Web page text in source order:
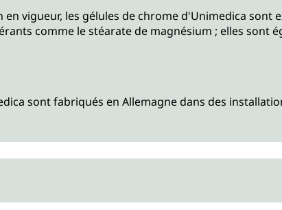
vigueur, les gélules de chrome d'Unimedica
comme le stéarate de magnésium ; elles sont
sont fabriqués en Allemagne dans des